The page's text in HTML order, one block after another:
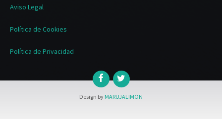
Aviso Legal
Política de Cookies
Política de Privacidad
Design by MARUJALIMON